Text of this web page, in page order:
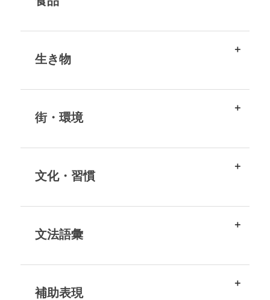
生き物
街・環境
文化・習慣
文法語彙
補助表現